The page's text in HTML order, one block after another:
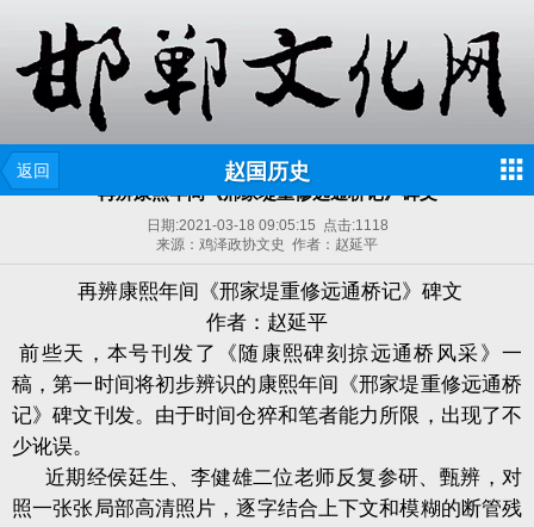
返回 赵国历史
再辨康熙年间《邢家堤重修远通桥记​》碑文
日期:2021-03-18 09:05:15 点击:1118
来源：鸡泽政协文史 作者：赵延平
再辨康熙年间《邢家堤重修远通桥记​》碑文
作者：赵延平
前些天，本号刊发了《随康熙碑刻掠远通桥风采》一
稿，第一时间将初步辨识的康熙年间《邢家堤重修远通桥
记》碑文刊发。由于时间仓猝和笔者能力所限，出现了不
少讹误。
近期经侯廷生、李健雄二位老师反复参研、甄辨，对
照一张张局部高清照片，逐字结合上下文和模糊的断管残